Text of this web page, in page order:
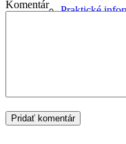
Praktické
Komentár